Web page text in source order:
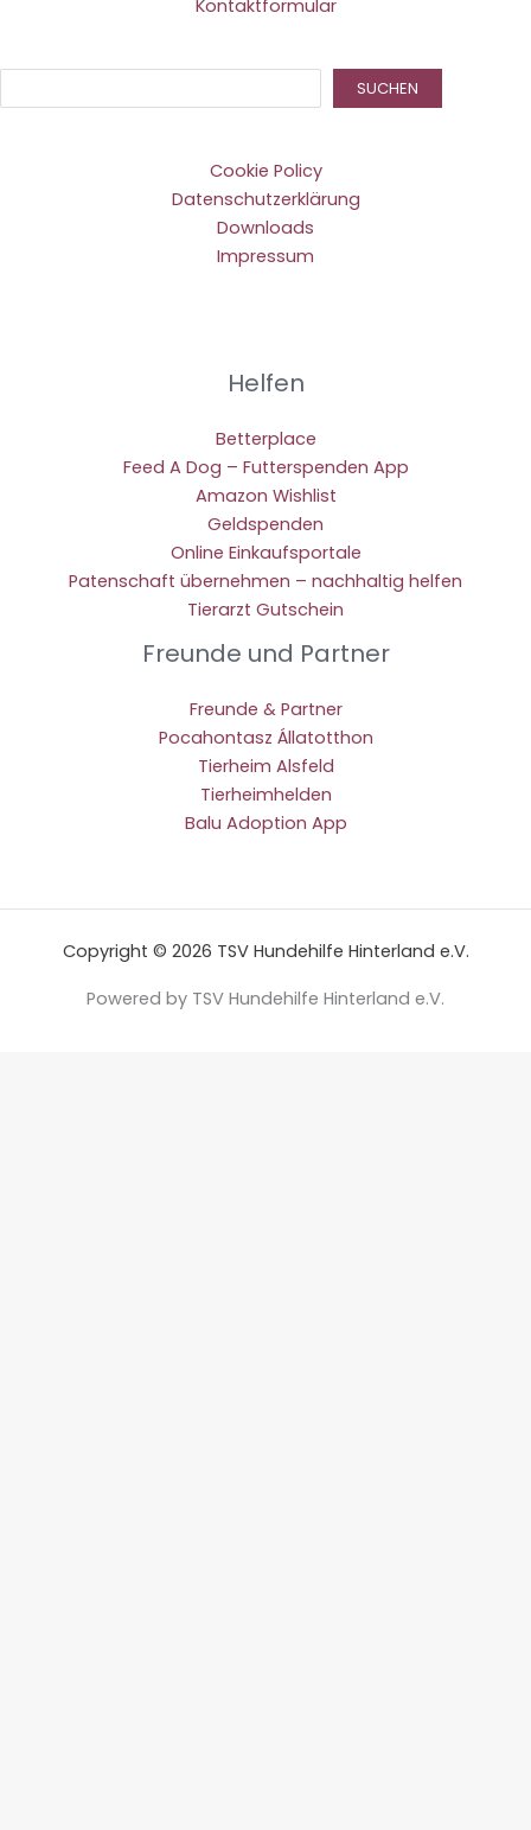
Kontaktformular
SUCHEN
Cookie Policy
Datenschutzerklärung
Downloads
Impressum
Helfen
Betterplace
Feed A Dog – Futterspenden App
Amazon Wishlist
Geldspenden
Online Einkaufsportale
Patenschaft übernehmen – nachhaltig helfen
Tierarzt Gutschein
Freunde und Partner
Freunde & Partner
Pocahontasz Állatotthon
Tierheim Alsfeld
Tierheimhelden
Balu Adoption App
Copyright © 2026 TSV Hundehilfe Hinterland e.V.
Powered by TSV Hundehilfe Hinterland e.V.